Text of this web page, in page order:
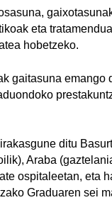
eta
hobetzeko.
gaitasuna emango
ditu
Araba
ospitaleetan, eta
Graduaren sei